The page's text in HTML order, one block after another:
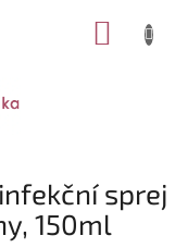
sprej
150ml